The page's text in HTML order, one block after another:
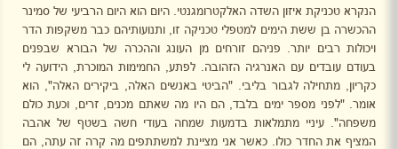
הנקרא טכניקת איזון השדה האלקטרומגנטי. היום הוא היום הרביעי של סמינר
ההכשרה בן ששת הימים למטפלי טכניקה זו, ותנועותיהם כבר משקפות הדר
ויכולות רבים יותר. פניהם זורחים מן העונג וההכרה של הבורא שבפנים
בעודם עובדים עם האנרגיה הזהובה. לפתע, החמימות המוכרת, הידועה לי
כקריון, מתחילה לגבור בליבי. "הביטי באנשים האלה, ביקירים האלה", הוא
אומר. "לפני מספר ימים בלבד, הם היו מה שאתם מכנים, זרים, וכעת כולם
משפחה". עיניי מתמלאות בדמעות שמחה בעודי חשה בשטף של אהבה
המציף את החדר כולו. כאשר אני מציינת למשתתפים מה קרה זה עתה, הם